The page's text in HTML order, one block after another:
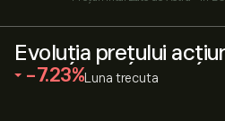
Evoluția prețului
‎-7.23‎ Luna trecuta